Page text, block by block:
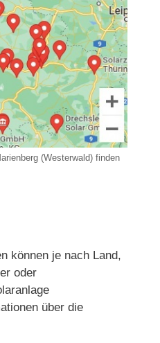
(Westerwald) finden
können je nach Land,
oder
über die